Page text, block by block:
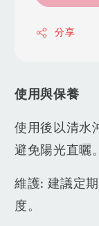
分享
使用與保養
使用後以清水
避免陽光直曬
維護: 建議定
度。